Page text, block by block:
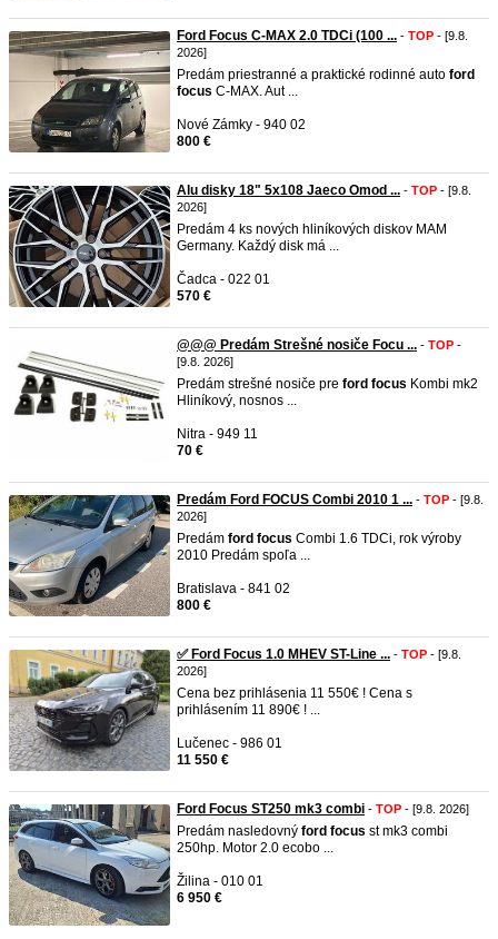
Ford Focus C-MAX 2.0 TDCi (100 ... - TOP - [9.8.
2026]
Predám priestranné a praktické rodinné auto ford
focus C-MAX. Aut ...
Nové Zámky - 940 02
800 €
Alu disky 18" 5x108 Jaeco Omod ... - TOP - [9.8.
2026]
Predám 4 ks nových hliníkových diskov MAM
Germany. Každý disk má ...
Čadca - 022 01
570 €
@@@ Predám Strešné nosiče Focu ... - TOP -
[9.8. 2026]
Predám strešné nosiče pre ford focus Kombi mk2
Hliníkový, nosnos ...
Nitra - 949 11
70 €
Predám Ford FOCUS Combi 2010 1 ... - TOP - [9.8.
2026]
Predám ford focus Combi 1.6 TDCi, rok výroby
2010 Predám spoľa ...
Bratislava - 841 02
800 €
✅ Ford Focus 1.0 MHEV ST-Line ... - TOP - [9.8.
2026]
Cena bez prihlásenia 11 550€ ! Cena s
prihlásením 11 890€ ! ...
Lučenec - 986 01
11 550 €
Ford Focus ST250 mk3 combi - TOP - [9.8. 2026]
Predám nasledovný ford focus st mk3 combi
250hp. Motor 2.0 ecobo ...
Žilina - 010 01
6 950 €